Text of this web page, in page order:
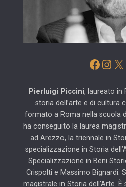
X
Pierluigi Piccini, laureato in
storia dell’arte e di cultura
formato a Roma nella scuola
ha conseguito la laurea
ad Arezzo, la triennale in
specializzazione in Storia
Specializzazione in Beni
Crispolti e Massimo Bignardi.
magistrale in Storia dell’Arte.